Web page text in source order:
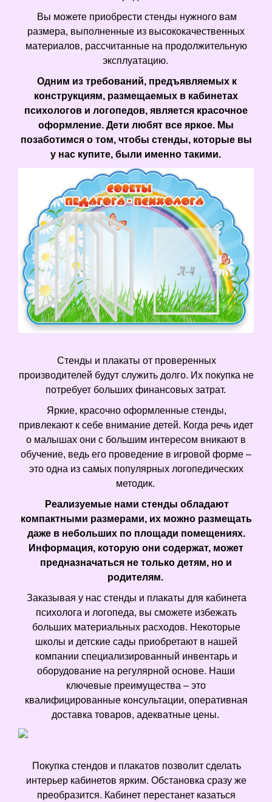
Вы можете приобрести стенды нужного вам
размера, выполненные из высококачественных
материалов, рассчитанные на продолжительную
эксплуатацию.
Одним из требований, предъявляемых к
конструкциям, размещаемых в кабинетах
психологов и логопедов, является красочное
оформление. Дети любят все яркое. Мы
позаботимся о том, чтобы стенды, которые вы
у нас купите, были именно такими.
Стенды и плакаты от проверенных
производителей будут служить долго. Их покупка не
потребует больших финансовых затрат.
Яркие, красочно оформленные стенды,
привлекают к себе внимание детей. Когда речь идет
о малышах они с большим интересом вникают в
обучение, ведь его проведение в игровой форме –
это одна из самых популярных логопедических
методик.
Реализуемые нами стенды обладают
компактными размерами, их можно размещать
даже в небольших по площади помещениях.
Информация, которую они содержат, может
предназначаться не только детям, но и
родителям.
Заказывая у нас стенды и плакаты для кабинета
психолога и логопеда, вы сможете избежать
больших материальных расходов. Некоторые
школы и детские сады приобретают в нашей
компании специализированный инвентарь и
оборудование на регулярной основе. Наши
ключевые преимущества – это
квалифицированные консультации, оперативная
доставка товаров, адекватные цены.
Покупка стендов и плакатов позволит сделать
интерьер кабинетов ярким. Обстановка сразу же
преобразится. Кабинет перестанет казаться